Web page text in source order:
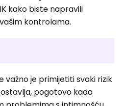
kako biste napravili
kontrolama.
važno je primijetiti svaki rizik
pogotovo kada